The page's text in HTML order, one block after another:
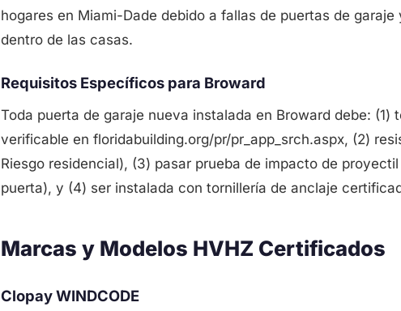
hogares en Miami-Dade debido a fallas de puertas de
dentro de las casas.
Requisitos Específicos para Broward
Toda puerta de garaje nueva instalada en Broward debe: (1)
verificable en floridabuilding.org/pr/pr_app_srch.aspx, (2)
Riesgo residencial), (3) pasar prueba de impacto de
puerta), y (4) ser instalada con tornillería de anclaje
Marcas y Modelos HVHZ Certificados
Clopay WINDCODE